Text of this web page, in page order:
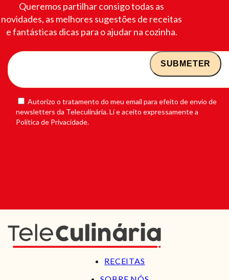
Queremos partilhar consigo todas as
novidades, as melhores sugestões de receitas
e fantásticas dicas para o ajudar na cozinha.
Autorizo o tratamento do meu email para efeito de envio de
newsletters da Teleculinária. Li e aceito expressamente a
Política de Privacidade.
RECEITAS